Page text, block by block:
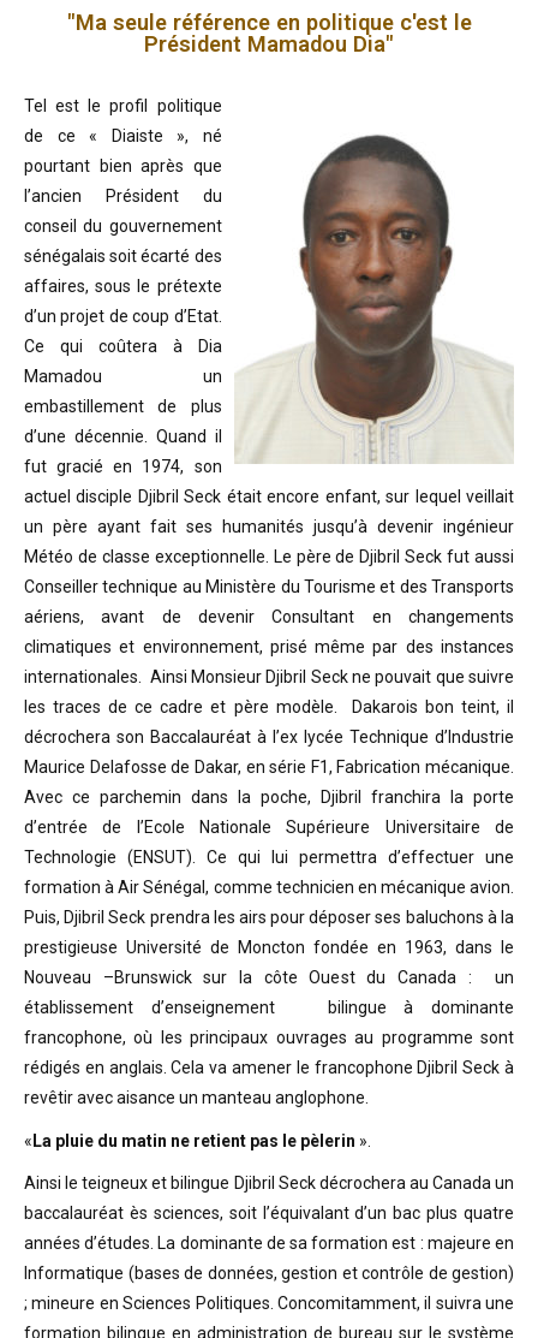
"Ma seule référence en politique c'est le
Président Mamadou Dia"
Tel est le profil politique
de ce « Diaiste », né
pourtant bien après que
l’ancien Président du
conseil du gouvernement
sénégalais soit écarté des
affaires, sous le prétexte
d’un projet de coup d’Etat.
Ce qui coûtera à Dia
Mamadou un
embastillement de plus
d’une décennie. Quand il
fut gracié en 1974, son
actuel disciple Djibril Seck était encore enfant, sur lequel veillait
un père ayant fait ses humanités jusqu’à devenir ingénieur
Météo de classe exceptionnelle. Le père de Djibril Seck fut aussi
Conseiller technique au Ministère du Tourisme et des Transports
aériens, avant de devenir Consultant en changements
climatiques et environnement, prisé même par des instances
internationales. Ainsi Monsieur Djibril Seck ne pouvait que suivre
les traces de ce cadre et père modèle. Dakarois bon teint, il
décrochera son Baccalauréat à l’ex lycée Technique d’Industrie
Maurice Delafosse de Dakar, en série F1, Fabrication mécanique.
Avec ce parchemin dans la poche, Djibril franchira la porte
d’entrée de l’Ecole Nationale Supérieure Universitaire de
Technologie (ENSUT). Ce qui lui permettra d’effectuer une
formation à Air Sénégal, comme technicien en mécanique avion.
Puis, Djibril Seck prendra les airs pour déposer ses baluchons à la
prestigieuse Université de Moncton fondée en 1963, dans le
Nouveau –Brunswick sur la côte Ouest du Canada : un
établissement d’enseignement bilingue à dominante
francophone, où les principaux ouvrages au programme sont
rédigés en anglais. Cela va amener le francophone Djibril Seck à
revêtir avec aisance un manteau anglophone.
«La pluie du matin ne retient pas le pèlerin ».
Ainsi le teigneux et bilingue Djibril Seck décrochera au Canada un
baccalauréat ès sciences, soit l’équivalant d’un bac plus quatre
années d’études. La dominante de sa formation est : majeure en
Informatique (bases de données, gestion et contrôle de gestion)
; mineure en Sciences Politiques. Concomitamment, il suivra une
formation bilingue en administration de bureau sur le système